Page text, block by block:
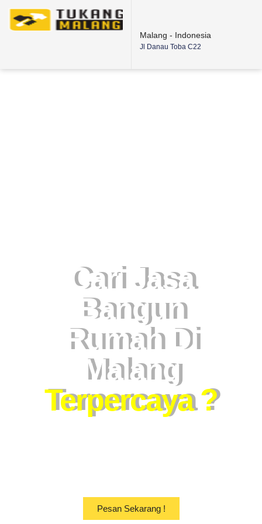
Malang - Indonesia
Jl Danau Toba C22
Cari Jasa
Bangun
Rumah Di
Malang
Terpercaya ?
Pesan Sekarang !